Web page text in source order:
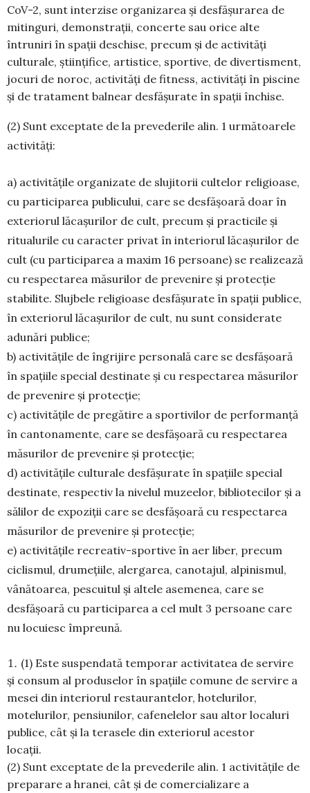
CoV-2, sunt interzise organizarea și desfășurarea de
mitinguri, demonstrații, concerte sau orice alte
întruniri în spații deschise, precum și de activități
culturale, științifice, artistice, sportive, de divertisment,
jocuri de noroc, activități de fitness, activități în piscine
și de tratament balnear desfășurate în spații închise.
(2) Sunt exceptate de la prevederile alin. 1 următoarele
activități:
a) activitățile organizate de slujitorii cultelor religioase,
cu participarea publicului, care se desfășoară doar în
exteriorul lăcașurilor de cult, precum și practicile și
ritualurile cu caracter privat în interiorul lăcașurilor de
cult (cu participarea a maxim 16 persoane) se realizează
cu respectarea măsurilor de prevenire și protecție
stabilite. Slujbele religioase desfășurate în spații publice,
în exteriorul lăcașurilor de cult, nu sunt considerate
adunări publice;
b) activitățile de îngrijire personală care se desfășoară
în spațiile special destinate și cu respectarea măsurilor
de prevenire și protecție;
c) activitățile de pregătire a sportivilor de performanță
în cantonamente, care se desfășoară cu respectarea
măsurilor de prevenire și protecție;
d) activitățile culturale desfășurate în spațiile special
destinate, respectiv la nivelul muzeelor, bibliotecilor și a
sălilor de expoziții care se desfășoară cu respectarea
măsurilor de prevenire și protecție;
e) activitățile recreativ-sportive în aer liber, precum
ciclismul, drumețiile, alergarea, canotajul, alpinismul,
vânătoarea, pescuitul și altele asemenea, care se
desfășoară cu participarea a cel mult 3 persoane care
nu locuiesc împreună.
(1) Este suspendată temporar activitatea de servire
şi consum al produselor în spațiile comune de servire a
mesei din interiorul restaurantelor, hotelurilor,
motelurilor, pensiunilor, cafenelelor sau altor localuri
publice, cât și la terasele din exteriorul acestor
locații.
(2) Sunt exceptate de la prevederile alin. 1 activitățile de
preparare a hranei, cât și de comercializare a